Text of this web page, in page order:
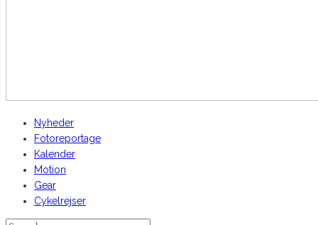
Nyheder
Fotoreportage
Kalender
Motion
Gear
Cykelrejser